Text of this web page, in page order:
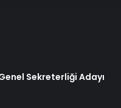
Sekreterliği Adayı